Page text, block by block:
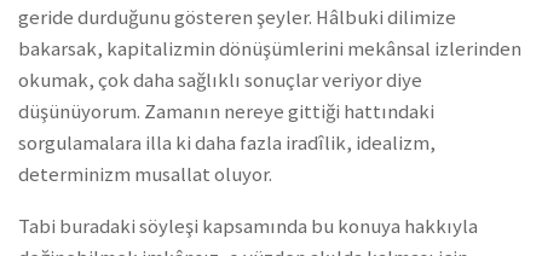
geride durduğunu gösteren şeyler. Hâlbuki dilimize
bakarsak, kapitalizmin dönüşümlerini mekânsal izlerinden
okumak, çok daha sağlıklı sonuçlar veriyor diye
düşünüyorum. Zamanın nereye gittiği hattındaki
sorgulamalara illa ki daha fazla iradîlik, idealizm,
determinizm musallat oluyor.
Tabi buradaki söyleşi kapsamında bu konuya hakkıyla